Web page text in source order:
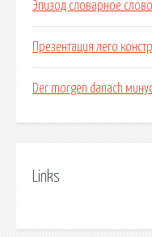
Эпизод словарное слово
Презентация лего
Der morgen danach
Links